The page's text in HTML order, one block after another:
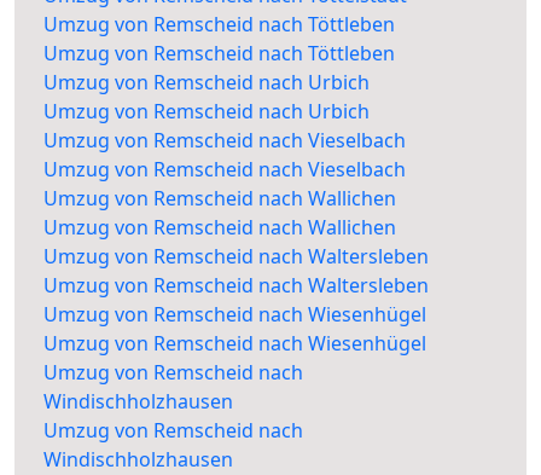
Umzug von Remscheid nach Töttleben
Umzug von Remscheid nach Töttleben
Umzug von Remscheid nach Urbich
Umzug von Remscheid nach Urbich
Umzug von Remscheid nach Vieselbach
Umzug von Remscheid nach Vieselbach
Umzug von Remscheid nach Wallichen
Umzug von Remscheid nach Wallichen
Umzug von Remscheid nach Waltersleben
Umzug von Remscheid nach Waltersleben
Umzug von Remscheid nach Wiesenhügel
Umzug von Remscheid nach Wiesenhügel
Umzug von Remscheid nach
Windischholzhausen
Umzug von Remscheid nach
Windischholzhausen